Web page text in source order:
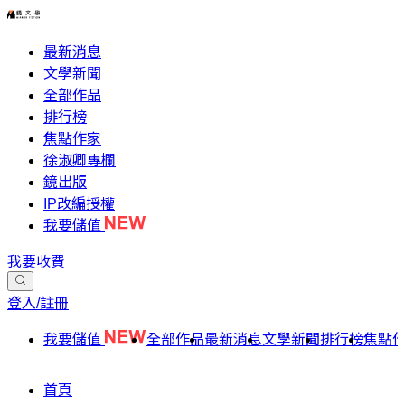
最新消息
文學新聞
全部作品
排行榜
焦點作家
徐淑卿專欄
鏡出版
IP改編授權
我要儲值
我要收費
登入/註冊
我要儲值 全部作品最新消息文學新聞排行榜焦點
首頁